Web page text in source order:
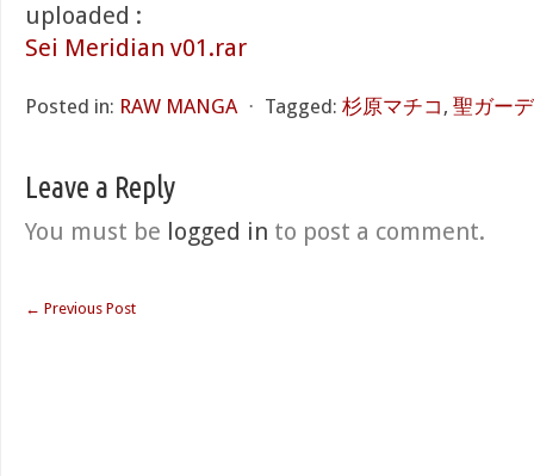
uploaded :
Sei Meridian v01.rar
Posted in: RAW MANGA ⋅ Tagged: 杉原マチコ , 聖ガー
Leave a Reply
You must be logged in to post a comment.
← Previous Post